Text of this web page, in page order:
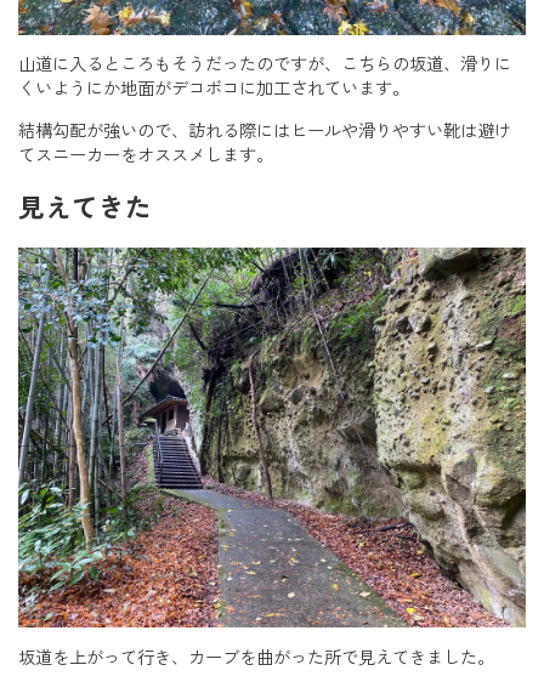
山道に入るところもそうだったのですが、こちらの坂道、滑りに
くいようにか地面がデコボコに加工されています。
結構勾配が強いので、訪れる際にはヒールや滑りやすい靴は避け
てスニーカーをオススメします。
見えてきた
坂道を上がって行き、カーブを曲がった所で見えてきました。